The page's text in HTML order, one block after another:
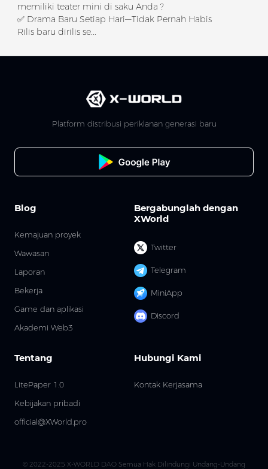
memiliki teater mini di saku Anda ?​
✅ Drama Baru Setiap Hari—Tidak Pernah Habis
Rilis baru dirilis se...
Platform distribusi periklanan generasi baru
Bergabunglah dengan
XWorld
Twitter
Telegram
MiniApp
Discord
Blog
Kemajuan proyek
Wawasan
Laporan
Bekerja
Game dan aplikasi
Akademi Web3
Tentang
LitePaper 1.0
Kebijakan pribadi
official@XWorld.pro
Hubungi Kami
Kontak Kerjasama
© 2022-2025 X-WORLD DAO Semua Hak Dilindungi Undang-Undang